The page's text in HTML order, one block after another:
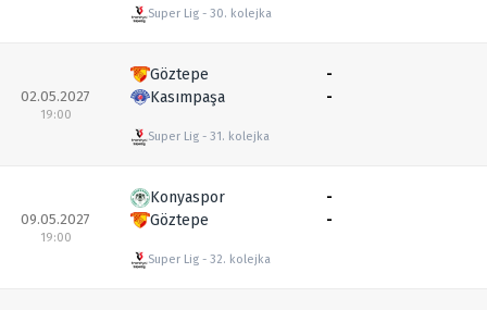
Super Lig 30. kolejka
02.05.2027
19:00
Göztepe
Kasımpaşa
Super Lig 31. kolejka
-
-
09.05.2027
19:00
Konyaspor
Göztepe
Super Lig 32. kolejka
-
-